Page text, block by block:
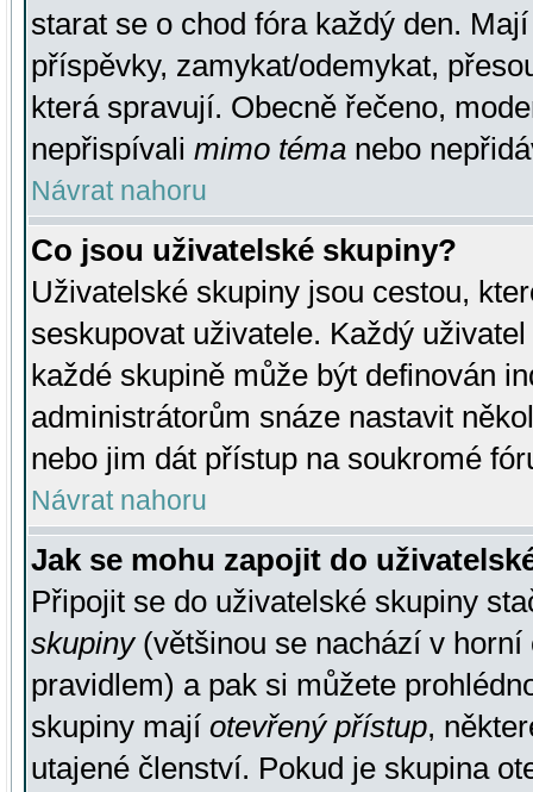
starat se o chod fóra každý den.
příspěvky, zamykat/odemykat,
která spravují. Obecně řečeno,
nepřispívali mimo téma nebo
Návrat nahoru
Co jsou uživatelské skupiny?
Uživatelské skupiny jsou cestou,
seskupovat uživatele. Každý
každé skupině může být definován
administrátorům snáze nastavit
nebo jim dát přístup na soukromé
Návrat nahoru
Jak se mohu zapojit do
Připojit se do uživatelské skupiny
skupiny(většinou se nachází v horní
pravidlem) a pak si můžete
skupiny mají otevřený přístup,
utajené členství. Pokud je skupina